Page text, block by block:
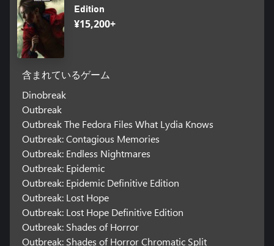
Edition
¥15,200+
含まれているゲーム
Dinobreak
Outbreak
Outbreak The Fedora Files What Lydia Knows
Outbreak: Contagious Memories
Outbreak: Endless Nightmares
Outbreak: Epidemic
Outbreak: Epidemic Definitive Edition
Outbreak: Lost Hope
Outbreak: Lost Hope Definitive Edition
Outbreak: Shades of Horror
Outbreak: Shades of Horror Chromatic Split